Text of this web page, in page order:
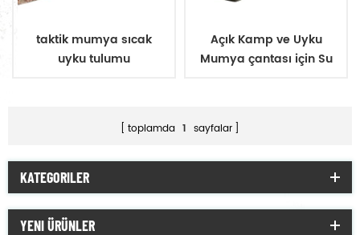
taktik mumya sıcak
uyku tulumu
Açık Kamp ve Uyku
Mumya çantası için Su
toplamda 1 sayfalar
KATEGORILER
YENI ÜRÜNLER